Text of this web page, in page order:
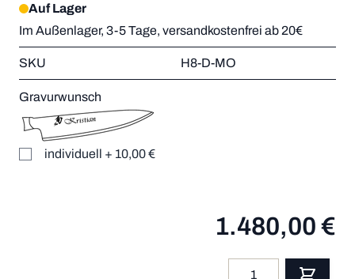
Auf Lager
Im Außenlager, 3-5 Tage, versandkostenfrei ab 20€
SKU H8-D-MO
Gravurwunsch
individuell + 10,00 €
1.480,00 €